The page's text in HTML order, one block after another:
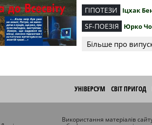
ГІПОТЕЗИ Іцхак
SF-ПОЕЗІЯ Юрко
Більше про
УНІВЕРСУМ СВІТ ПРИГОД
Використання матеріалів